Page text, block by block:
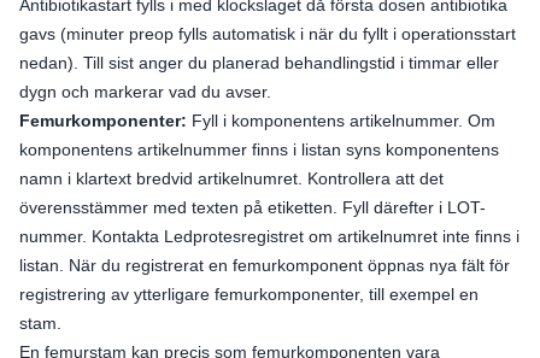
Antibiotikastart fylls i med klockslaget då första dosen antibiotika
gavs (minuter preop fylls automatisk i när du fyllt i operationsstart
nedan). Till sist anger du planerad behandlingstid i timmar eller
dygn och markerar vad du avser.
Femurkomponenter: Fyll i komponentens artikelnummer. Om
komponentens artikelnummer finns i listan syns komponentens
namn i klartext bredvid artikelnumret. Kontrollera att det
överensstämmer med texten på etiketten. Fyll därefter i LOT-
nummer. Kontakta Ledprotesregistret om artikelnumret inte finns i
listan. När du registrerat en femurkomponent öppnas nya fält för
registrering av ytterligare femurkomponenter, till exempel en
stam.
En femurstam kan precis som femurkomponenten vara